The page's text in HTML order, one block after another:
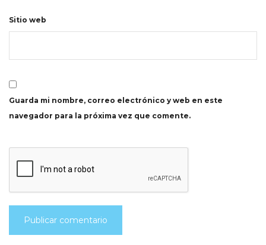
Sitio web
Guarda mi nombre, correo electrónico y web en este
navegador para la próxima vez que comente.